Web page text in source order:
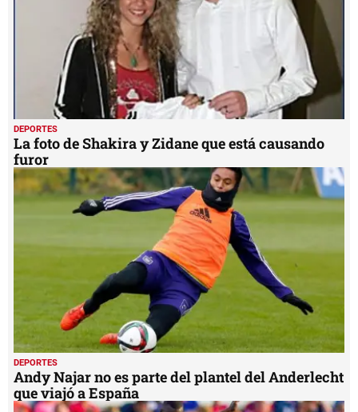
DEPORTES
La foto de Shakira y Zidane que está causando
furor
DEPORTES
Andy Najar no es parte del plantel del Anderlecht
que viajó a España